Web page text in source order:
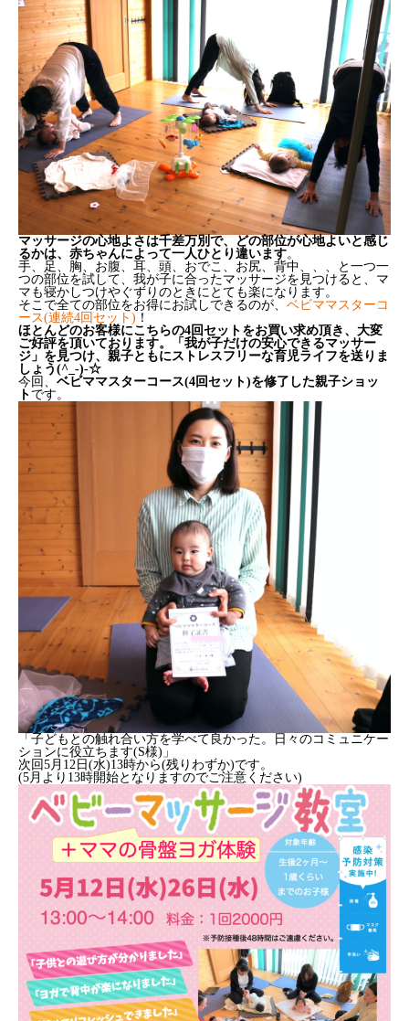
マッサージの心地よさは千差万別で、どの部位が心地よいと感じ
るかは、赤ちゃんによって一人ひとり違います。
手、足、胸、お腹、耳、頭、おでこ、お尻、背中、、、と一つ一
つの部位を試して、我が子に合ったマッサージを見つけると、マ
マも寝かしつけやぐずりのときにとても楽になります。
そこで全ての部位をお得にお試しできるのが、 ベビママスターコ
ース(連続4回セット) ！
ほとんどのお客様にこちらの4回セットをお買い求め頂き、大変
ご好評を頂いております。「我が子だけの安心できるマッサー
ジ」を見つけ、親子ともにストレスフリーな育児ライフを送りま
しょう(^_-)-☆
今回、 ベビママスターコース(4回セット)を修了した親子ショッ
ト です。
「子どもとの触れ合い方を学べて良かった。日々のコミュニケー
ションに役立ちます(S様)」
次回5月12日(水)13時から(残りわずか)です。
(5月より13時開始となりますのでご注意ください)